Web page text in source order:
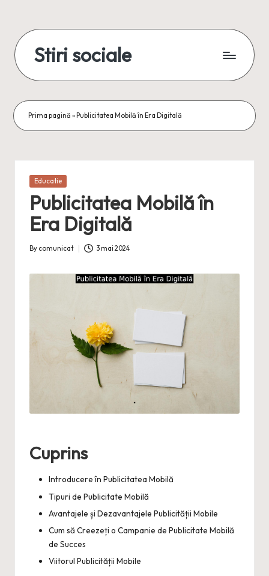
content
Stiri sociale
conexiuni
reale
Prima pagină » Publicitatea Mobilă în Era Digitală
Posted
Educatie
Publicitatea Mobilă în
Era Digitală
Posted
By comunicat 3 mai 2024
Cuprins
Introducere în Publicitatea Mobilă
Tipuri de Publicitate Mobilă
Avantajele și Dezavantajele Publicității Mobile
Cum să Creezeți o Campanie de Publicitate Mobilă
de Succes
Viitorul Publicității Mobile